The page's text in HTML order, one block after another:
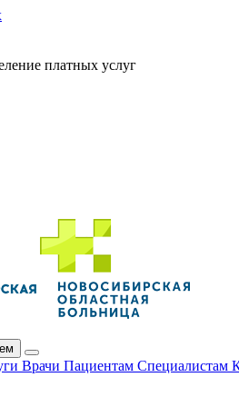
платных услуг
Врачи Пациентам Специалистам